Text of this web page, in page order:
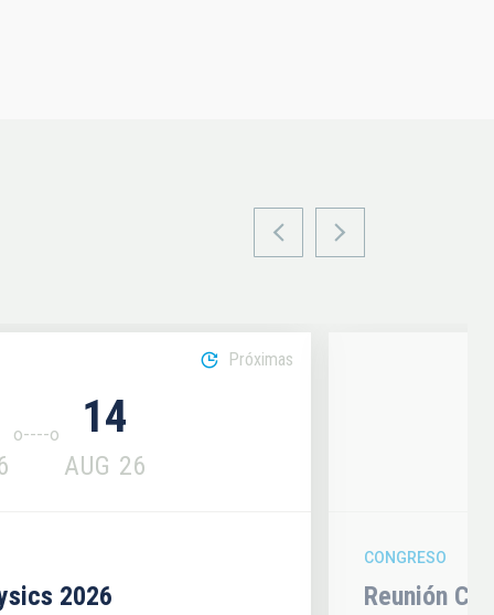
14
AUG 26
Próximas
2026
CONGRESO
Reunión